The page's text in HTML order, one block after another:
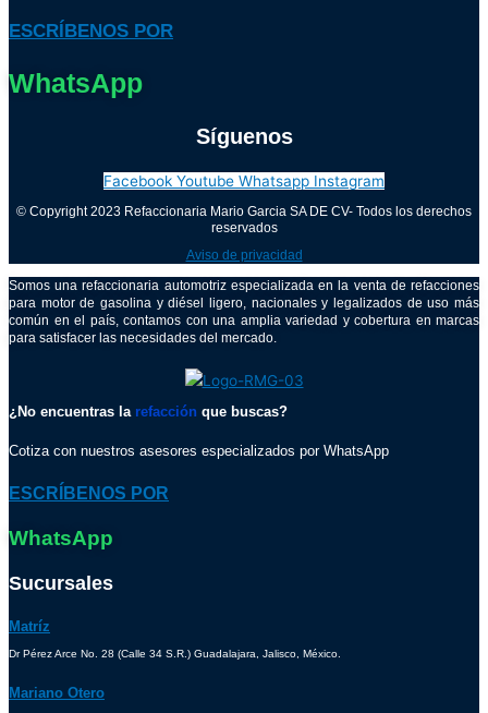
ESCRÍBENOS POR
WhatsApp
Síguenos
Facebook Youtube Whatsapp Instagram
© Copyright 2023 Refaccionaria Mario Garcia SA DE CV- Todos los derechos
reservados
Aviso de privacidad
Somos una refaccionaria automotriz especializada en la venta de refacciones
para motor de gasolina y diésel ligero, nacionales y legalizados de uso más
común en el país, contamos con una amplia variedad y cobertura en marcas
para satisfacer las necesidades del mercado.
¿No encuentras la refacción que buscas?
Cotiza con nuestros asesores especializados por WhatsApp
ESCRÍBENOS POR
WhatsApp
Sucursales
Matríz
Dr Pérez Arce No. 28 (Calle 34 S.R.) Guadalajara, Jalisco, México.
Mariano Otero